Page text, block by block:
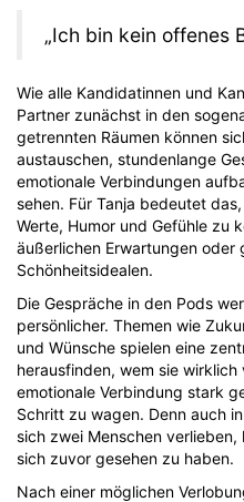
„Ich bin kein offenes
Wie alle Kandidatinnen und
Partner zunächst in den
getrennten Räumen können
austauschen, stundenlange
emotionale Verbindungen
sehen. Für Tanja bedeutet
Werte, Humor und Gefühle zu
äußerlichen Erwartungen oder
Schönheitsidealen.
Die Gespräche in den Pods
persönlicher. Themen wie
und Wünsche spielen eine
herausfinden, wem sie
emotionale Verbindung stark
Schritt zu wagen. Denn auch
sich zwei Menschen
sich zuvor gesehen zu haben.
Nach einer möglichen